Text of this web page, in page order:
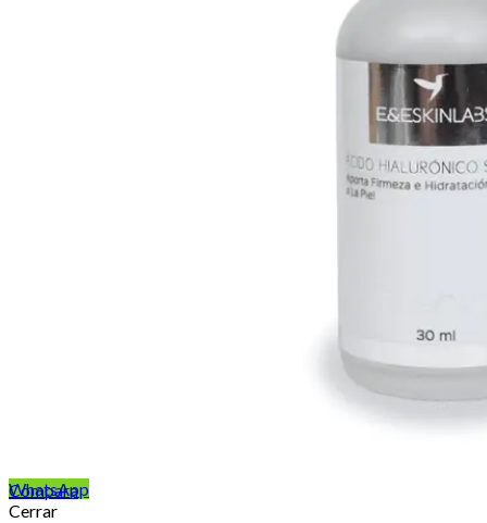
WhatsApp
Compara
Cerrar